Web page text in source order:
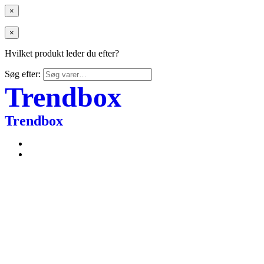
×
×
Hvilket produkt leder du efter?
Søg efter:
Trendbox
Trendbox